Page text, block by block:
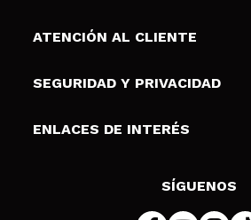
Sobre nosotros
Tarjetas de Regalo
ATENCIÓN AL CLIENTE
Envíos y devoluciones
Formas de pago
SEGURIDAD Y PRIVACIDAD
Terminos y condiciones de uso
Política de cookies
ENLACES DE INTERÉS
SÍGUENOS